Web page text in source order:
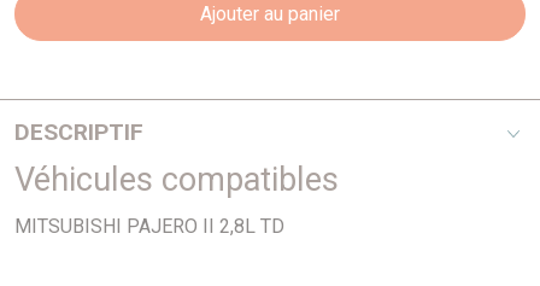
Ajouter au panier
DESCRIPTIF
Ajusa
Véhicules compatibles
MITSUBISHI PAJERO II 2,8L TD